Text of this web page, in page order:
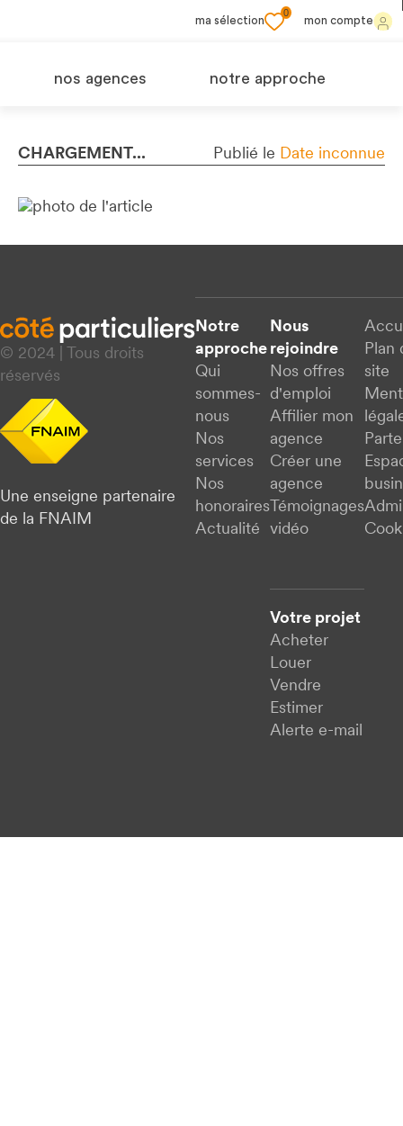
ma sélection
0
mon compte
nos agences notre approche
CHARGEMENT... Publié le Date inconnue
© 2024 | Tous droits
réservés
Une enseigne partenaire
de la FNAIM
Notre
approche
Qui
sommes-
nous
Nos
services
Nos
honoraires
Actualité
Nous
rejoindre
Nos offres
d'emploi
Affilier mon
agence
Créer une
agence
Témoignages
vidéo
Votre projet
Acheter
Louer
Vendre
Estimer
Alerte e-mail
Plan
site